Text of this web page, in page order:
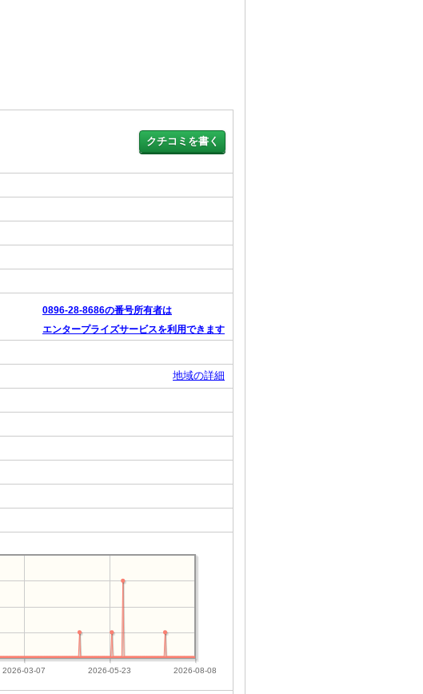
0896-28-8686の番号所有者は
エンタープライズサービスを利用できます
地域の詳細
2026-03-07 2026-05-23 2026-08-08